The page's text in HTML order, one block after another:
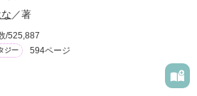
中編
う」
たのは
／著
/525,887
ジー 594ページ